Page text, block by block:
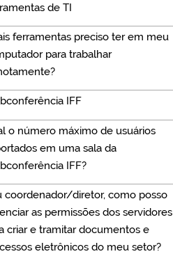
de TI
ferramentas preciso ter em meu
para trabalhar
IFF
o número máximo de usuários
em uma sala da
IFF?
coordenador/diretor, como posso
as permissões dos servidores
criar e tramitar documentos e
eletrônicos do meu setor?